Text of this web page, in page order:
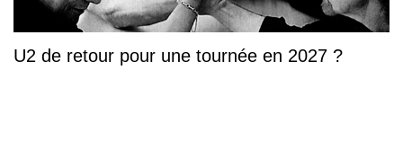
U2 de retour pour une tournée en 2027 ?